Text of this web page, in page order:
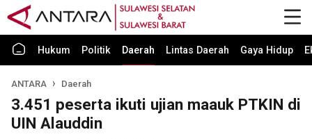
Hukum Politik Daerah Lintas Daerah Gaya Hidup
ANTARA Daerah
3.451 peserta ikuti ujian maauk PTKIN di
UIN Alauddin